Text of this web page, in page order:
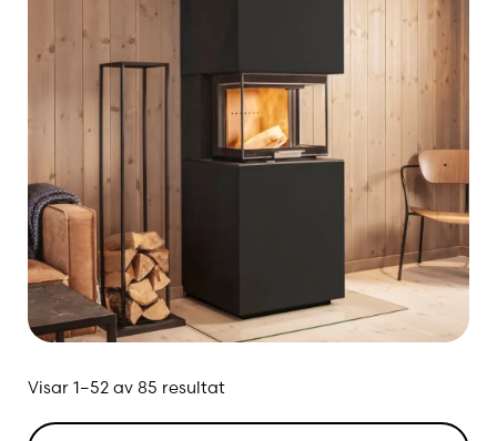
fokus på hög prestanda, låg miljöpåverkan och tidlös
design.
Vi hjälper dig från idé till färdig installation –
så att du får en eldstad som passar dina
behov och drömmar.
Välkommen att upptäcka murspisens magi hos
Kaminbutiken!
Visar 1–52 av 85 resultatSortera